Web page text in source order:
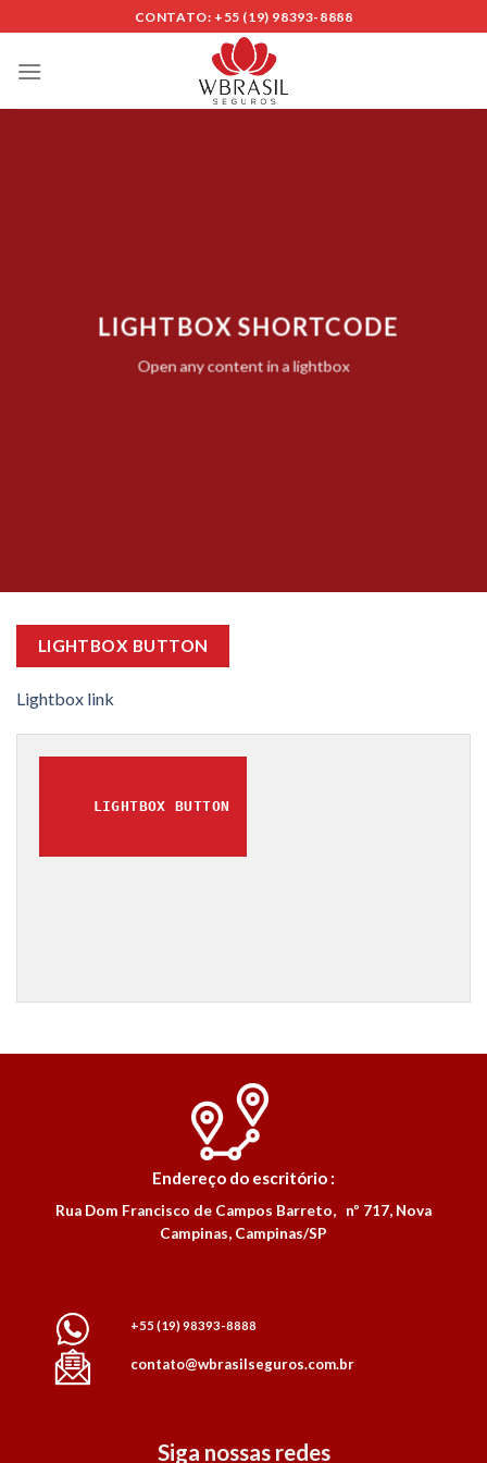
to
content
CONTATO: +55 (19) 98393-8888
LIGHTBOX SHORTCODE
Open any content in a lightbox
LIGHTBOX BUTTON
Lightbox link
LIGHTBOX BUTTON
Endereço do escritório :
Rua Dom Francisco de Campos Barreto, nº 717, Nova
Campinas, Campinas/SP
+55 (19) 98393-8888
contato@wbrasilseguros.com.br
Siga nossas redes